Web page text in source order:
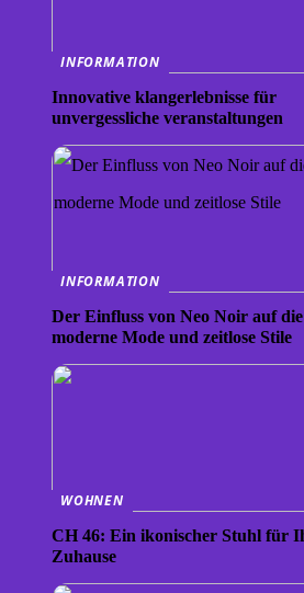
INFORMATION
Innovative klangerlebnisse für
unvergessliche veranstaltungen
INFORMATION
Der Einfluss von Neo Noir auf die
moderne Mode und zeitlose Stile
WOHNEN
CH 46: Ein ikonischer Stuhl für
Zuhause